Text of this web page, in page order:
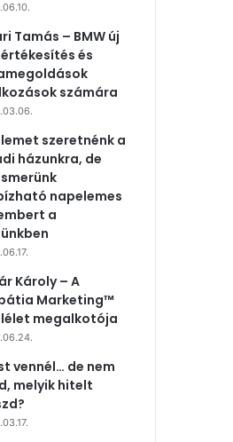
Tamás – BMW új
és
számára
szeretnénk a
házunkra, de
napelemes
a
Károly – A
Marketing™
megalkotója
vennél… de nem
melyik hitelt